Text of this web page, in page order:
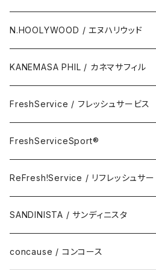
Card Case
Key Hook
Room Spray
Accessory
Eyewear
The Permanent / パーマネント
N.HOOLYWOOD / エヌハリウッド
KANEMASA PHIL / カネマサフィル
FreshService / フレッシュサービス
FreshServiceSport®
ReFresh!Service / リフレッシュサー
FreshServiceSport®
ReFresh!Service / リフレッシュサー
SANDINISTA / サンディニスタ
DAILY STANDARD
concause / コンコース